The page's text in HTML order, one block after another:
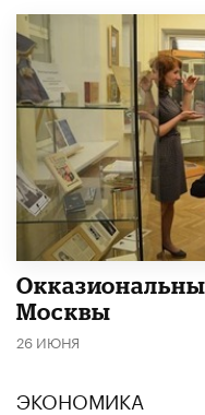
Москвы
26 ИЮНЯ
ЭКОНОМИКА